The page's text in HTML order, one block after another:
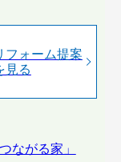
フォーム提案
見る